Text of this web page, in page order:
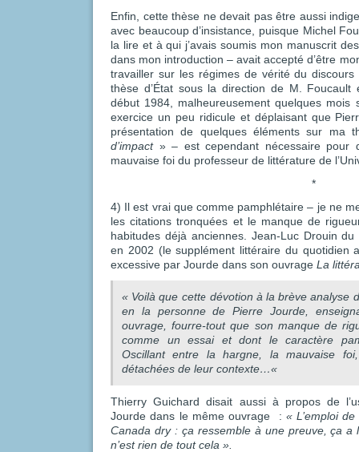
Enfin, cette thèse ne devait pas être aussi
avec beaucoup d’insistance, puisque Michel
la lire et à qui j’avais soumis mon manuscrit
dans mon introduction – avait accepté d’être
travailler sur les régimes de vérité du discours
thèse d’État sous la direction de M. Foucault
début 1984, malheureusement quelques mois
exercice un peu ridicule et déplaisant que
présentation de quelques éléments sur
d’impact » – est cependant nécessaire pour
mauvaise foi du professeur de littérature de
*
4) Il est vrai que comme pamphlétaire – je ne
les citations tronquées et le manque de
habitudes déjà anciennes. Jean-Luc Drouin du
en 2002 (le supplément littéraire du quotidien
excessive par Jourde dans son ouvrage La
« Voilà que cette dévotion à la brève analyse
en la personne de Pierre Jourde,
ouvrage, fourre-tout que son manque de
comme un essai et dont le caractère
Oscillant entre la hargne, la mauvaise foi,
détachées de leur contexte…«
Thierry Guichard disait aussi à propos de
Jourde dans le même ouvrage : « L’emploi
Canada dry : ça ressemble à une preuve, ça a
n’est rien de tout cela ».